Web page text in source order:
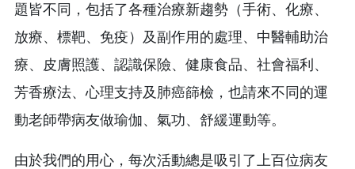
題皆不同，包括了各種治療新趨勢（手術、化療、
放療、標靶、免疫）及副作用的處理、中醫輔助治
療、皮膚照護、認識保險、健康食品、社會福利、
芳香療法、心理支持及肺癌篩檢，也請來不同的運
動老師帶病友做瑜伽、氣功、舒緩運動等。
由於我們的用心，每次活動總是吸引了上百位病友